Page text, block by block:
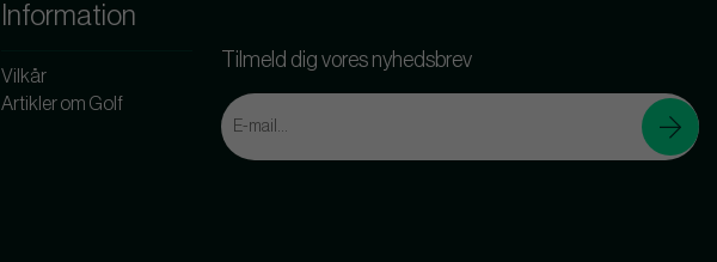
Information
Vilkår
Artikler om Golf
Tilmeld dig vores nyhedsbrev